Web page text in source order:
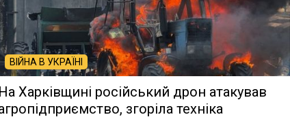
ВІЙНА В УКРАЇНІ
На Харківщині російський дрон атакував
згоріла техніка